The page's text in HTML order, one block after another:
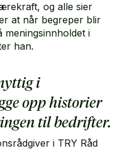
og alle sier
at når begreper blir
i
han.
i
opp historier
til bedrifter.
i TRY Råd